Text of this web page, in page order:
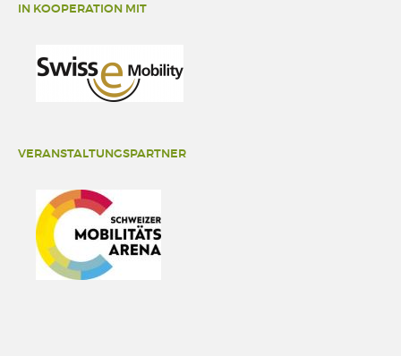
IN KOOPERATION MIT
VERANSTALTUNGSPARTNER